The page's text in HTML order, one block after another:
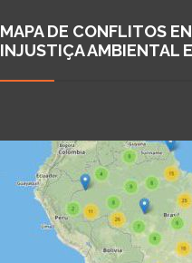
MAPA DE CONFLITOS
INJUSTIÇA AMBIENTAL